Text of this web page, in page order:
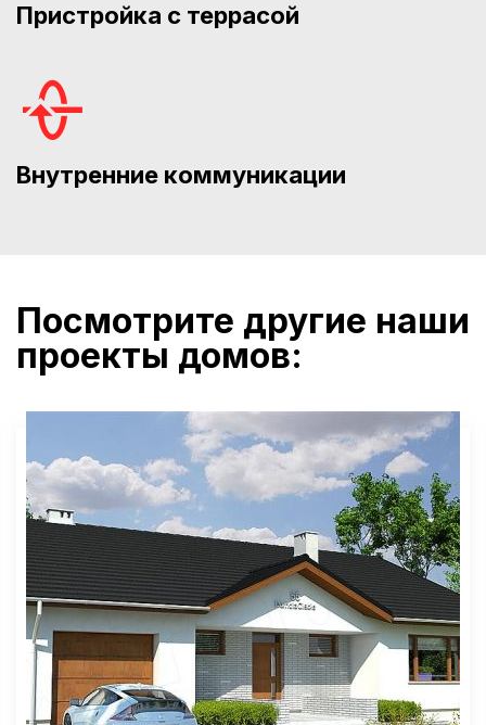
Пристройка с террасой
Внутренние коммуникации
Посмотрите другие наши
проекты домов: